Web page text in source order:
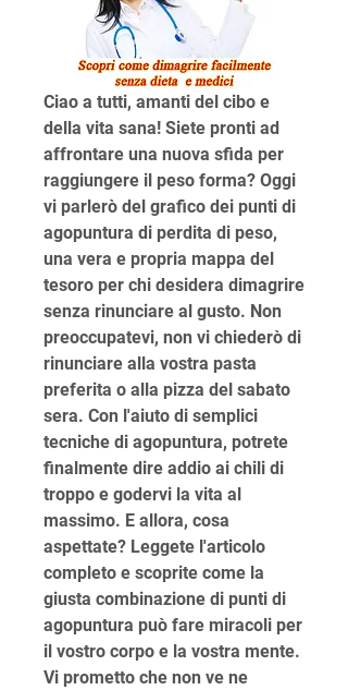
Ciao a tutti, amanti del cibo e
della vita sana! Siete pronti ad
affrontare una nuova sfida per
raggiungere il peso forma? Oggi
vi parlerò del grafico dei punti di
agopuntura di perdita di peso,
una vera e propria mappa del
tesoro per chi desidera dimagrire
senza rinunciare al gusto. Non
preoccupatevi, non vi chiederò di
rinunciare alla vostra pasta
preferita o alla pizza del sabato
sera. Con l'aiuto di semplici
tecniche di agopuntura, potrete
finalmente dire addio ai chili di
troppo e godervi la vita al
massimo. E allora, cosa
aspettate? Leggete l'articolo
completo e scoprite come la
giusta combinazione di punti di
agopuntura può fare miracoli per
il vostro corpo e la vostra mente.
Vi prometto che non ve ne